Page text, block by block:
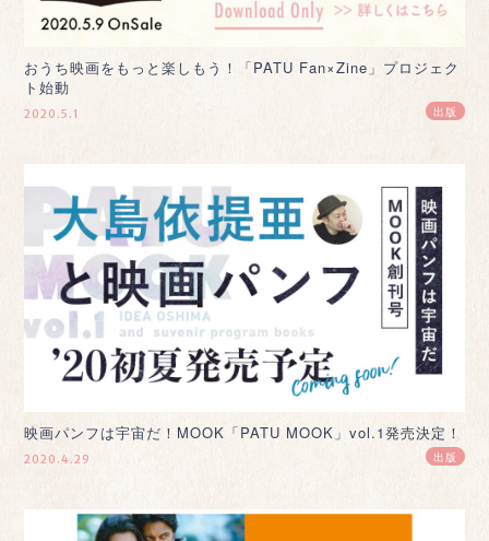
おうち映画をもっと楽しもう！「PATU Fan×Zine」プロジェク
ト始動
2020.5.1 出版
映画パンフは宇宙だ！MOOK「PATU MOOK」vol.1発売決定！
2020.4.29 出版